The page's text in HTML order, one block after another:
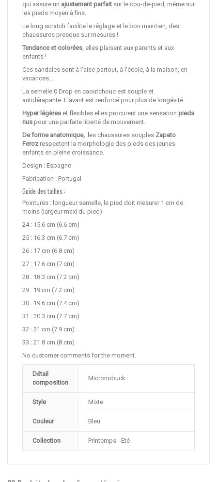
qui assure un ajustement parfait sur le cou-de-pied, même sur
les pieds moyen à fins.
Le long scratch facilite le réglage et le bon maintien, des
chaussures presque sur mesures !
Tendance et colorées, elles plaisent aux parents et aux
enfants !
Ces sandales sont à l'aise partout, à l'école, à la maison, en
vacances...
La semelle 0 Drop en caoutchouc est souple et
antidérapante. L'avant est renforcé pour plus de longévité.
Hyper légères et flexibles elles procurent une sensation pieds
nus pour une parfaite liberté de mouvement.
De forme anatomique, l es chaussures souples Zapato
Ferozrespectent la morphologie des pieds des jeunes
enfants en pleine croissance.
Design : Espagne
Fabrication : Portugal
Guide des tailles :
Pointures : longueur semelle, le pied doit mesurer 1 cm de
moins (largeur maxi du pied)
24 : 15.6 cm (6.6 cm)
25 : 16.3 cm (6.7 cm)
26 : 17 cm (6.8 cm)
27 : 17.6 cm (7 cm)
28 : 18.3 cm (7.2 cm)
29 : 19 cm (7.2 cm)
30 : 19.6 cm (7.4 cm)
31 : 20.3 cm (7.7 cm)
32 : 21 cm (7.9 cm)
33 : 21.8 cm (8 cm)
No customer comments for the moment.
Détail
composition
Micronobuck
Style Mixte
Couleur Bleu
Collection Printemps - Eté